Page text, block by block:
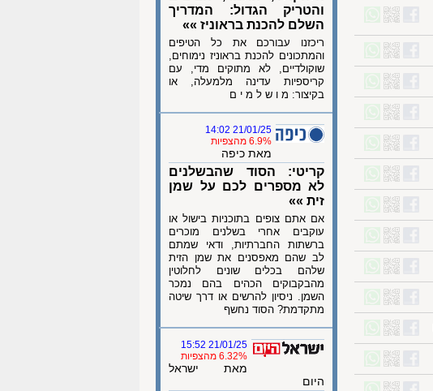
והטריק הגדול: המדריך
השלם להכנת בראוניז »»
ריכזנו עבורכם את כל הטיפים
והמתכונים להכנת בראוניז נימוחים,
שוקולדיים, לא מתוקים מדי, עם
קריספיות עדינה מלמעלה, או
בקיצור: מ ו ש ל מ י ם
21/01/25 14:02
6.9% מהצפיות
מאת כיפה
קריטי: הסוד שהבשלנים
לא מספרים לכם על שמן
זית »»
אם אתם צופים בתוכניות בישול או
עוקבים אחרי בשלנים מוכרים
ברשתות החברתיות, ודאי שמתם
לב שהם מאפסנים את שמן הזית
שלהם בכלים שונים לחלוטין
מהבקבוקים הכהים בהם נמכר
השמן. ניסיון להרשים או דרך שיטה
מתקדמת? הסוד נחשף
21/01/25 15:52
6.32% מהצפיות
מאת ישראל
היום